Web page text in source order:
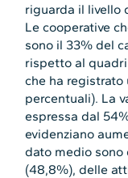
riguarda il livello
Le cooperative
sono il 33% del
rispetto al
che ha registrato
percentuali). La
espressa dal
evidenziano
dato medio
(48,8%), delle